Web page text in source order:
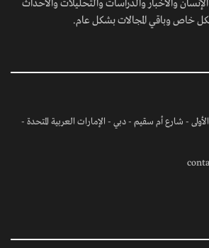
والأخبار والدراسات والتحليلات والأحداث
خاص وباقي المجالات بشكل عام.
- شارع أم سقيم - دبي - الإمارات العربية المتحدة -